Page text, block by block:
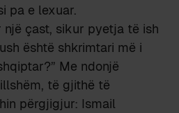
pa e lexuar.
një çast, sikur pyetja të ish
është shkrimtari më i
Me ndonjë
të gjithë të
përgjigjur: Ismail